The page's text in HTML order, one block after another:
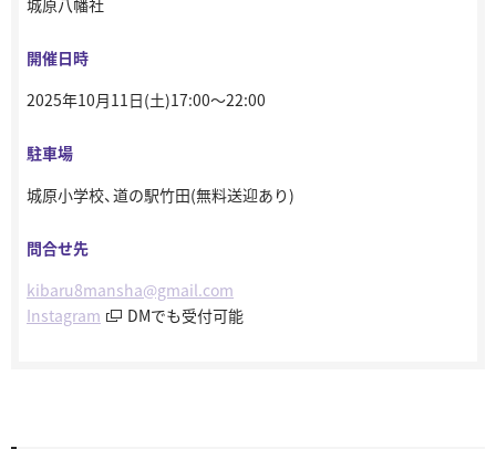
開催日時
2025年10月11日(土)17:00～22:00
駐車場
城原小学校、道の駅竹田(無料送迎あり)
問合せ先
kibaru8mansha@gmail.com
Instagram
DMでも受付可能